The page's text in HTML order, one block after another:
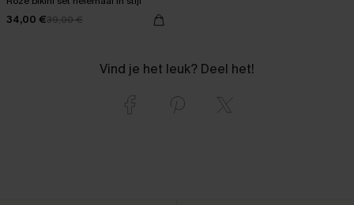
34,00 €39,00 €
Vind je het leuk? Deel het!